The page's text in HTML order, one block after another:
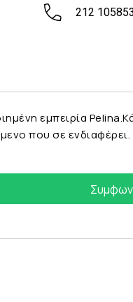
212
εμπειρία
που σε ενδιαφέρει.